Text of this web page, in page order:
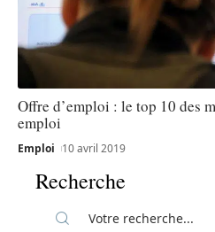
Offre d’emploi : le top 10 des
emploi
Emploi 10 avril 2019
Recherche